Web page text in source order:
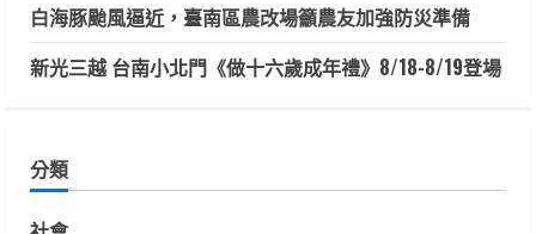
白海豚颱風逼近，臺南區農改場籲農友加強防災準備
新光三越 台南小北門《做十六歲成年禮》8/18-8/19登場
分類